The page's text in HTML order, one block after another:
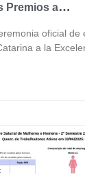
Premios a la
y consolida
las
oficial de
a la